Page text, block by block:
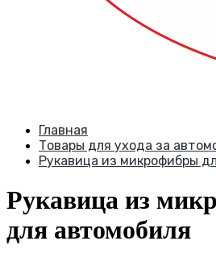
Главная
Товары для ухода за
Рукавица из микрофибры
Рукавица из
для автомобиля